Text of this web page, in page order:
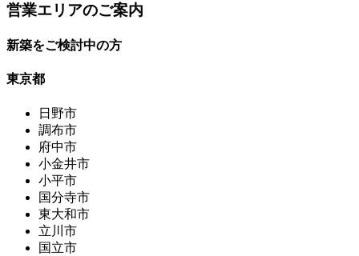
営業エリアのご案内
新築をご検討中の方
東京都
日野市
調布市
府中市
小金井市
小平市
国分寺市
東大和市
立川市
国立市